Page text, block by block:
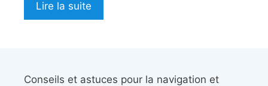
Lire la suite
Conseils et astuces pour la navigation et